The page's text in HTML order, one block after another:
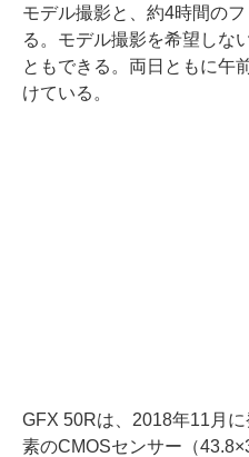
モデル撮影と、約4時間の
る。モデル撮影を希望しな
ともできる。両日ともに午
けている。
GFX 50Rは、2018年11月
素のCMOSセンサー（